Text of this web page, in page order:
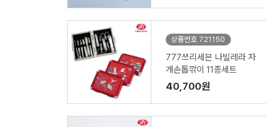
상품번호 721150
777쓰리세븐 나빌레라 자
개손톱깎이 11종세트
40,700원